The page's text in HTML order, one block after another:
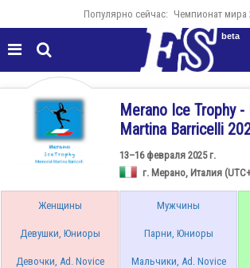
Популярно сейчас: Чемпионат мира
 
beta
Merano Ice Trophy
Martina Barricelli
13–16 февраля 2025 г.
г. Мерано, Италия
Женщины
Девушки, Юниоры
Девочки, Ad. Novice
Мужчины
Парни, Юниоры
Мальчики, Ad. Novice